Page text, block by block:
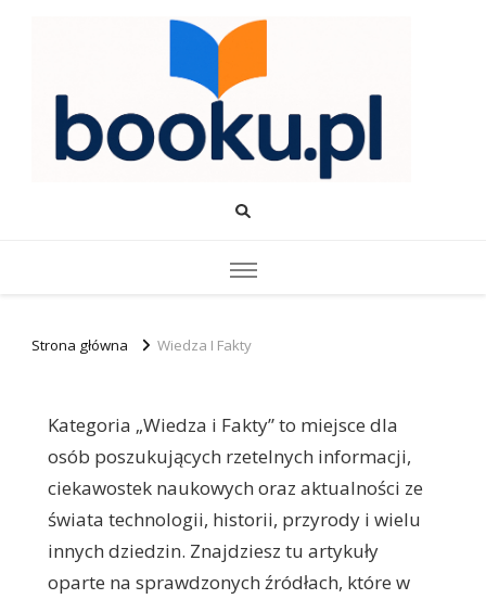
Booku.pl – Wiedza i Rozwój
Strona główna Wiedza I Fakty
Kategoria „Wiedza i Fakty” to miejsce dla
osób poszukujących rzetelnych informacji,
ciekawostek naukowych oraz aktualności ze
świata technologii, historii, przyrody i wielu
innych dziedzin. Znajdziesz tu artykuły
oparte na sprawdzonych źródłach, które w